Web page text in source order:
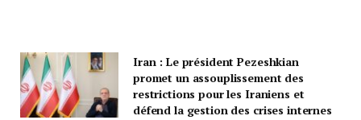
Iran : Le président Pezeshkian
promet un assouplissement des
restrictions pour les Iraniens et
défend la gestion des crises internes